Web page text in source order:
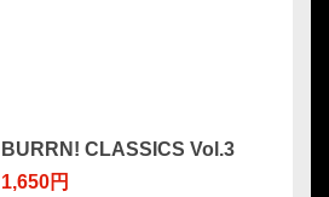
BURRN! CLASSICS Vol.3
1,650円